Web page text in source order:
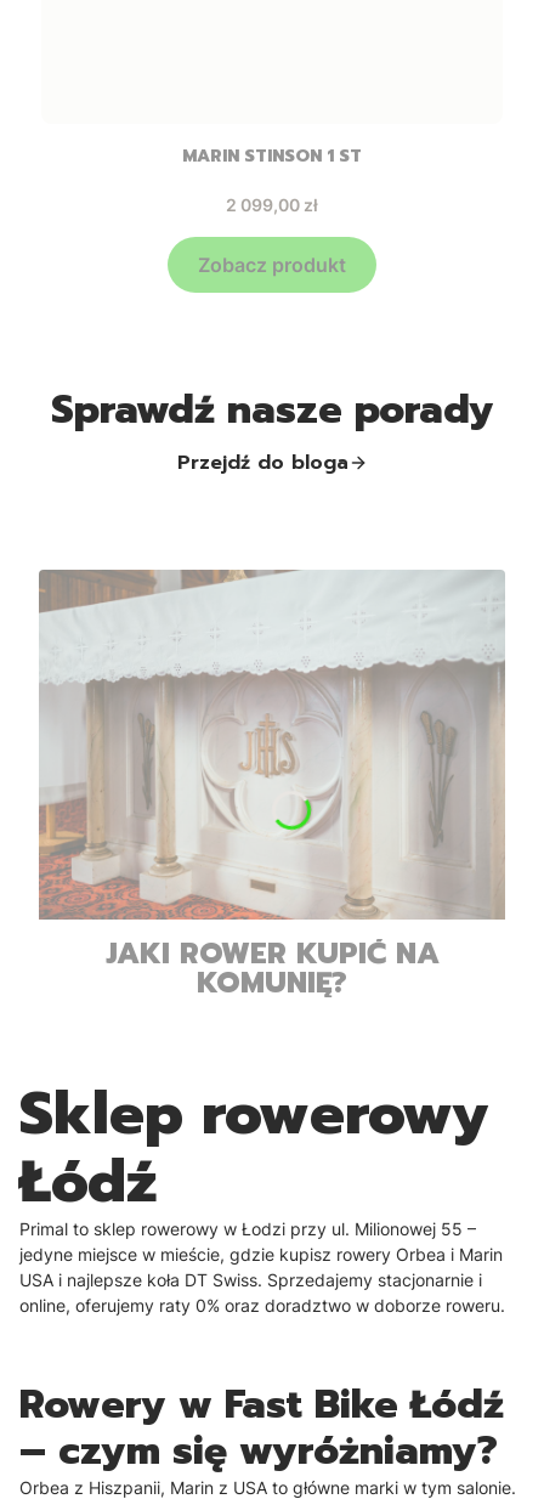
MARIN STINSON 1 ST
Cena
2 099,00 zł
Zobacz produkt
Sprawdź nasze porady
Przejdź do bloga
JAKI ROWER KUPIĆ NA
KOMUNIĘ?
Sklep rowerowy
Łódź
Primal to sklep rowerowy w Łodzi przy ul. Milionowej 55 –
jedyne miejsce w mieście, gdzie kupisz rowery Orbea i Marin
USA i najlepsze koła DT Swiss. Sprzedajemy stacjonarnie i
online, oferujemy raty 0% oraz doradztwo w doborze roweru.
Rowery w Fast Bike Łódź
– czym się wyróżniamy?
Orbea z Hiszpanii, Marin z USA to główne marki w tym salonie.